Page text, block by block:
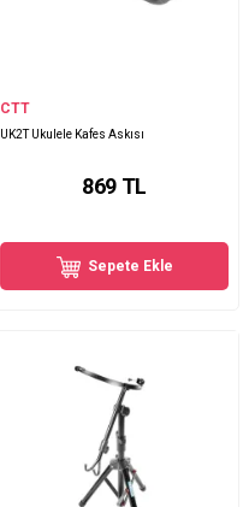
CTT
UK2T Ukulele Kafes Askısı
869 TL
Sepete Ekle